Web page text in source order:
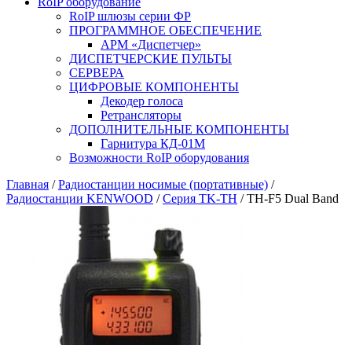
RoIP шлюзы серии ФР
ПРОГРАММНОЕ ОБЕСПЕЧЕНИЕ
АРМ «Диспетчер»
ДИСПЕТЧЕРСКИЕ ПУЛЬТЫ
СЕРВЕРА
ЦИФРОВЫЕ КОМПОНЕНТЫ
Декодер голоса
Ретрансляторы
ДОПОЛНИТЕЛЬНЫЕ КОМПОНЕНТЫ
Гарнитура КД-01М
Возможности RoIP оборудования
Главная /Радиостанции носимые (портативные) /
Радиостанции KENWOOD /Серия TK-TH / TH-F5 Dual Band